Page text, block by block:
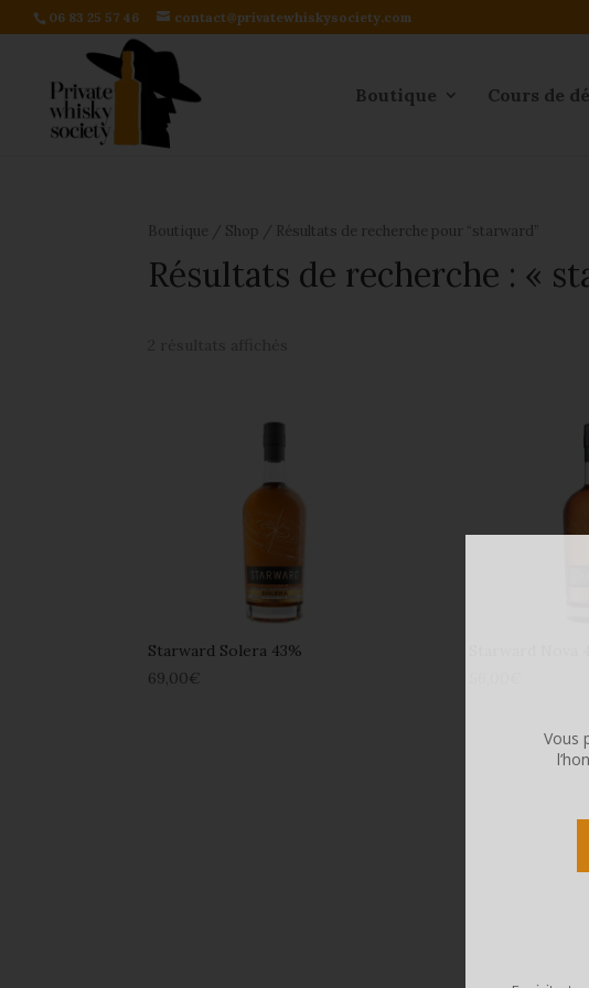
06 83 25 57 46 contact@privatewhiskysociety.com
Boutique Cours de
Boutique / Shop / Résultats de recherche pour “starward”
Résultats de recherche : «
Starward Solera 43%
69,00€
Vous